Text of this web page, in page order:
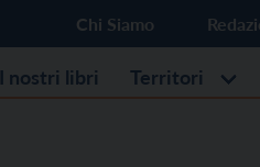
Chi Siamo
I nostri libri Territori